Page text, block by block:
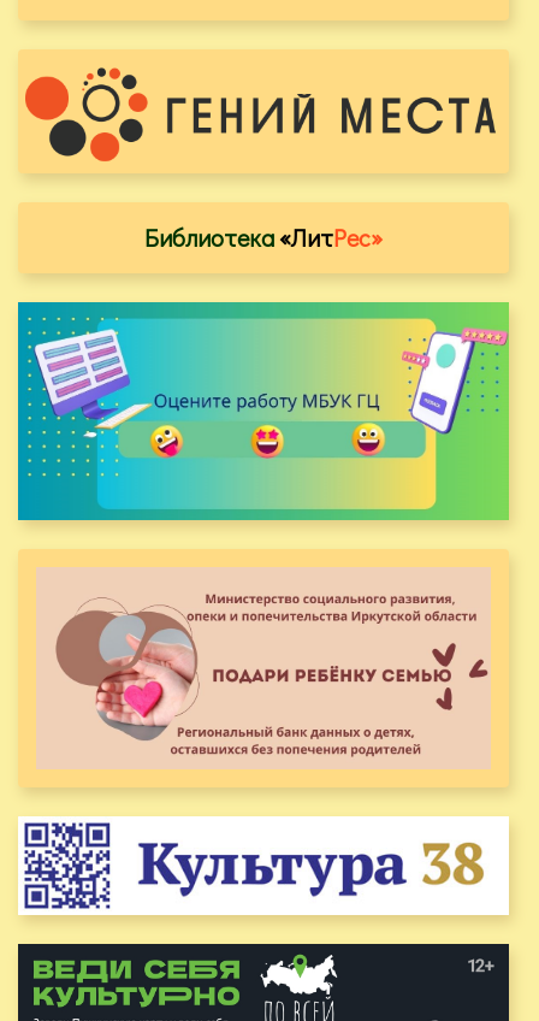
Библиотека«ЛитРес»